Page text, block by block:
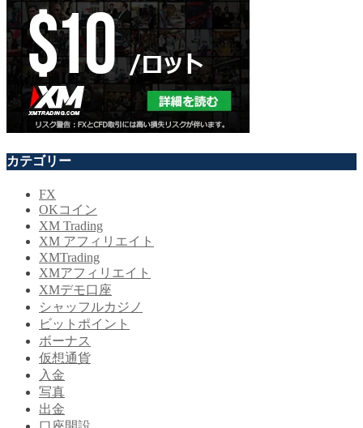
カテゴリー
FX
OKコイン
XM Trading
XM アフィリエイト
XMTrading
XMアフィリエイト
XMデモ口座
シャッフルカジノ
ビットポイント
ボーナス
仮想通貨
入金
写真
出金